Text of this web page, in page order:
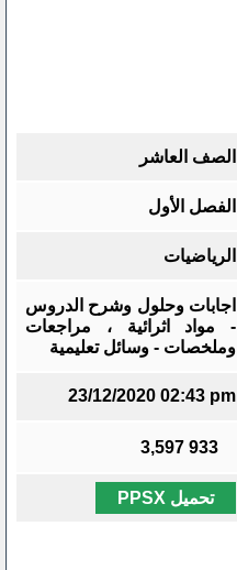
الصف العاشر
الفصل الأول
الرياضيات
اجابات وحلول وشرح الدروس
- مواد اثرائية ، مراجعات
وملخصات - وسائل تعليمية
23/12/2020 02:43 pm
933
3,597
تحميل PPSX